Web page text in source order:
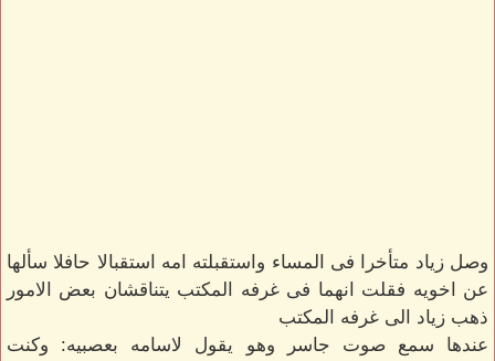
وصل زياد متأخرا فى المساء واستقبلته امه استقبالا حافلا سألها
عن اخويه فقلت انهما فى غرفه المكتب يتناقشان بعض الامور
ذهب زياد الى غرفه المكتب
عندها سمع صوت جاسر وهو يقول لاسامه بعصبيه: وكنت